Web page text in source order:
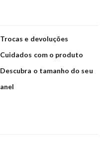
Trocas e devoluções
Cuidados com o produto
Descubra o tamanho do seu
anel